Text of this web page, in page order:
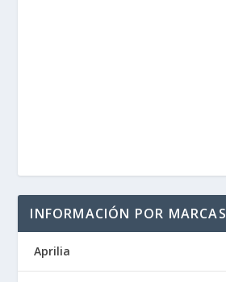
INFORMACIÓN POR MARCAS
Aprilia